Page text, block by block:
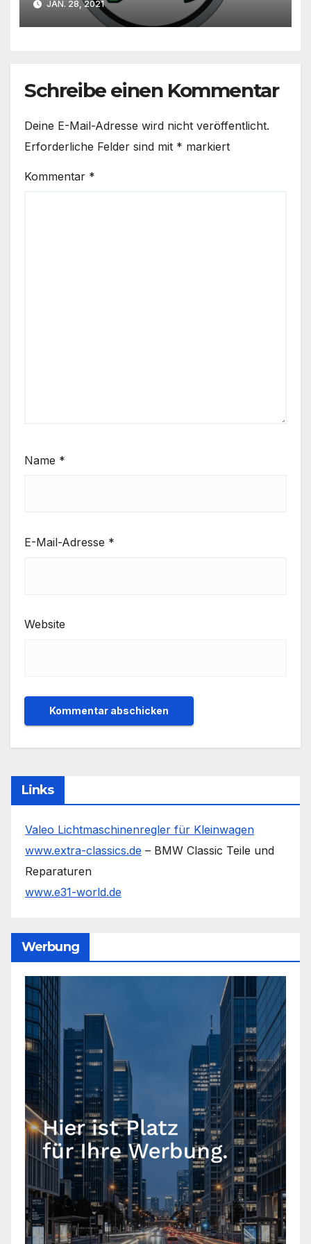
Microsoft
JAN. 28, 2021
Schreibe einen Kommentar
Deine E-Mail-Adresse wird nicht veröffentlicht.
Erforderliche Felder sind mit * markiert
Kommentar *
Name *
E-Mail-Adresse *
Website
Links
Valeo Lichtmaschinenregler für Kleinwagen
www.extra-classics.de – BMW Classic Teile und
Reparaturen
www.e31-world.de
Werbung